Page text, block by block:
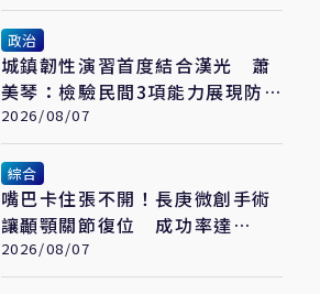
政治
城鎮韌性演習首度結合漢光 蕭
美琴：檢驗民間3項能力展現防
衛韌性
2026/08/07
綜合
嘴巴卡住張不開！長庚微創手術
讓顳顎關節復位 成功率達
97%
2026/08/07